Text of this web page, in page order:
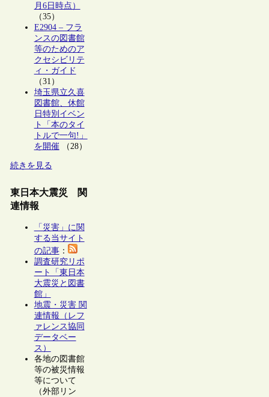
月6日時点）
（35）
E2904 – フラ
ンスの図書館
等のためのア
クセシビリテ
ィ・ガイド
（31）
埼玉県立久喜
図書館、休館
日特別イベン
ト「本のタイ
トルで一句!」
を開催（28）
続きを見る
東日本大震災 関
連情報
「災害」に関
する当サイト
の記事：
調査研究リポ
ート「東日本
大震災と図書
館」
地震・災害 関
連情報（レフ
ァレンス協同
データベー
ス）
各地の図書館
等の被災情報
等について
（外部リン